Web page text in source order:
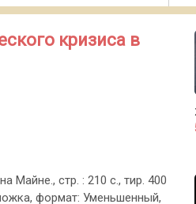
кризиса в
Майне., стр. : 210 с., тир. 400
формат: Уменьшенный,